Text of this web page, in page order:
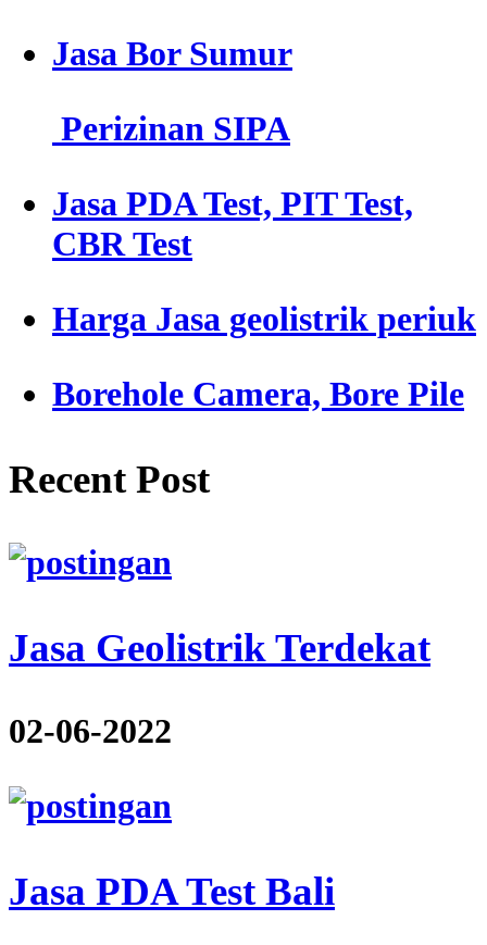
Jasa Bor Sumur
Perizinan SIPA
Jasa PDA Test, PIT Test,
CBR Test
Harga Jasa geolistrik periuk
Borehole Camera, Bore Pile
Recent Post
Jasa Geolistrik Terdekat
02-06-2022
Jasa PDA Test Bali